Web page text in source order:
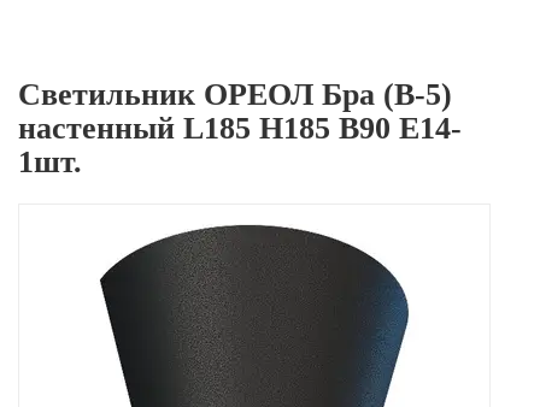
Светильник ОРЕОЛ Бра (В-5)
настенный L185 H185 B90 Е14-
1шт.